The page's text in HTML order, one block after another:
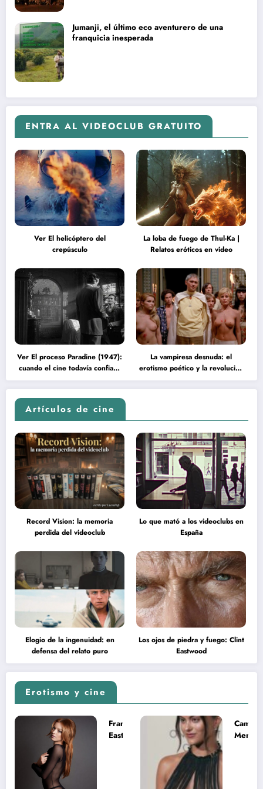
Jumanji, el último eco aventurero de una
franquicia inesperada
ENTRA AL VIDEOCLUB GRATUITO
Ver El helicóptero del
crepúsculo
La loba de fuego de Thul-Ka |
Relatos eróticos en video
Ver El proceso Paradine (1947):
cuando el cine todavía confiaba
en la inteligencia del espectador
La vampiresa desnuda: el
erotismo poético y la revolución
psicodélica de Jean Rollin
Artículos de cine
Record Vision: la memoria
perdida del videoclub
Lo que mató a los videoclubs en
España
Elogio de la ingenuidad: en
defensa del relato puro
Los ojos de piedra y fuego: Clint
Eastwood
Erotismo y cine
Francesca
Eastwood y
Camila
Mendes